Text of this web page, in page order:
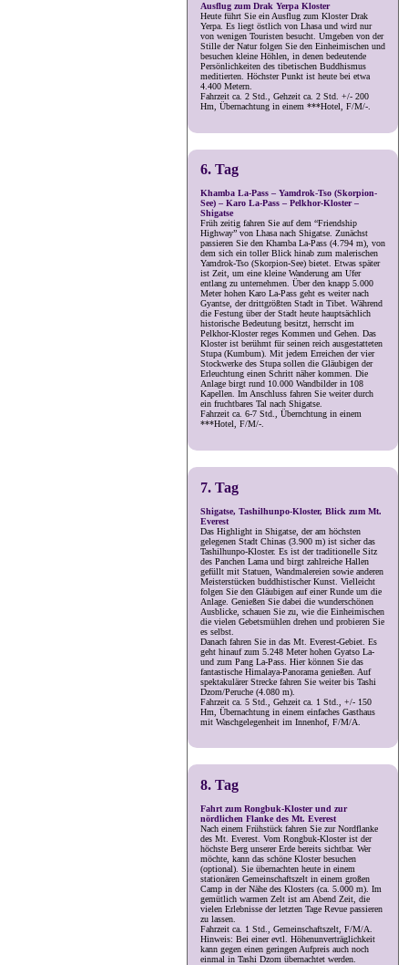
Ausflug zum Drak Yerpa Kloster
Heute führt Sie ein Ausflug zum Kloster Drak
Yerpa. Es liegt östlich von Lhasa und wird nur
von wenigen Touristen besucht. Umgeben von der
Stille der Natur folgen Sie den Einheimischen und
besuchen kleine Höhlen, in denen bedeutende
Persönlichkeiten des tibetischen Buddhismus
meditierten. Höchster Punkt ist heute bei etwa
4.400 Metern.
Fahrzeit ca. 2 Std., Gehzeit ca. 2 Std. +/- 200
Hm, Übernachtung in einem ***Hotel, F/M/-.
6. Tag
Khamba La-Pass – Yamdrok-Tso (Skorpion-
See) – Karo La-Pass – Pelkhor-Kloster –
Shigatse
Früh zeitig fahren Sie auf dem “Friendship
Highway” von Lhasa nach Shigatse. Zunächst
passieren Sie den Khamba La-Pass (4.794 m), von
dem sich ein toller Blick hinab zum malerischen
Yamdrok-Tso (Skorpion-See) bietet. Etwas später
ist Zeit, um eine kleine Wanderung am Ufer
entlang zu unternehmen. Über den knapp 5.000
Meter hohen Karo La-Pass geht es weiter nach
Gyantse, der drittgrößten Stadt in Tibet. Während
die Festung über der Stadt heute hauptsächlich
historische Bedeutung besitzt, herrscht im
Pelkhor-Kloster reges Kommen und Gehen. Das
Kloster ist berühmt für seinen reich ausgestatteten
Stupa (Kumbum). Mit jedem Erreichen der vier
Stockwerke des Stupa sollen die Gläubigen der
Erleuchtung einen Schritt näher kommen. Die
Anlage birgt rund 10.000 Wandbilder in 108
Kapellen. Im Anschluss fahren Sie weiter durch
ein fruchtbares Tal nach Shigatse.
Fahrzeit ca. 6-7 Std., Übernchtung in einem
***Hotel, F/M/-.
7. Tag
Shigatse, Tashilhunpo-Kloster, Blick zum Mt.
Everest
Das Highlight in Shigatse, der am höchsten
gelegenen Stadt Chinas (3.900 m) ist sicher das
Tashilhunpo-Kloster. Es ist der traditionelle Sitz
des Panchen Lama und birgt zahlreiche Hallen
gefüllt mit Statuen, Wandmalereien sowie anderen
Meisterstücken buddhistischer Kunst. Vielleicht
folgen Sie den Gläubigen auf einer Runde um die
Anlage. Genießen Sie dabei die wunderschönen
Ausblicke, schauen Sie zu, wie die Einheimischen
die vielen Gebetsmühlen drehen und probieren Sie
es selbst.
Danach fahren Sie in das Mt. Everest-Gebiet. Es
geht hinauf zum 5.248 Meter hohen Gyatso La-
und zum Pang La-Pass. Hier können Sie das
fantastische Himalaya-Panorama genießen. Auf
spektakulärer Strecke fahren Sie weiter bis Tashi
Dzom/Peruche (4.080 m).
Fahrzeit ca. 5 Std., Gehzeit ca. 1 Std., +/- 150
Hm, Übernachtung in einem einfaches Gasthaus
mit Waschgelegenheit im Innenhof, F/M/A.
8. Tag
Fahrt zum Rongbuk-Kloster und zur
nördlichen Flanke des Mt. Everest
Nach einem Frühstück fahren Sie zur Nordflanke
des Mt. Everest. Vom Rongbuk-Kloster ist der
höchste Berg unserer Erde bereits sichtbar. Wer
möchte, kann das schöne Kloster besuchen
(optional). Sie übernachten heute in einem
stationären Gemeinschaftszelt in einem großen
Camp in der Nähe des Klosters (ca. 5.000 m). Im
gemütlich warmen Zelt ist am Abend Zeit, die
vielen Erlebnisse der letzten Tage Revue passieren
zu lassen.
Fahrzeit ca. 1 Std., Gemeinschaftszelt, F/M/A.
Hinweis: Bei einer evtl. Höhenunverträglichkeit
kann gegen einen geringen Aufpreis auch noch
einmal in Tashi Dzom übernachtet werden.